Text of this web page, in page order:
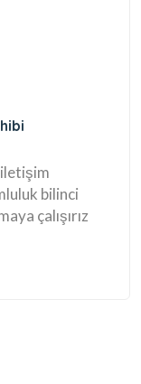
iletişim
bilinci
çalışırız